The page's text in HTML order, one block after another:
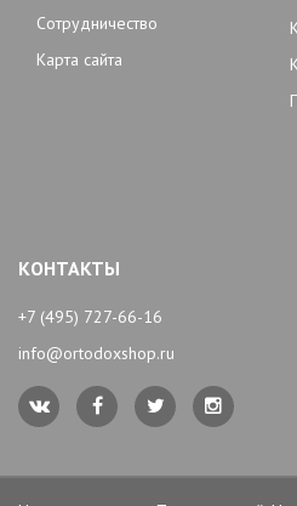
Сотрудничество
Карта сайта
КОНТАКТЫ
+7 (495) 727-66-16
info@ortodoxshop.ru